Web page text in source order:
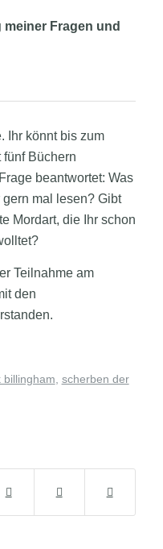
Fragen und
Ihr könnt bis zum
Büchern
beantwortet: Was
mal lesen? Gibt
Mordart, die Ihr schon
Teilnahme am
den
billingham scherben der